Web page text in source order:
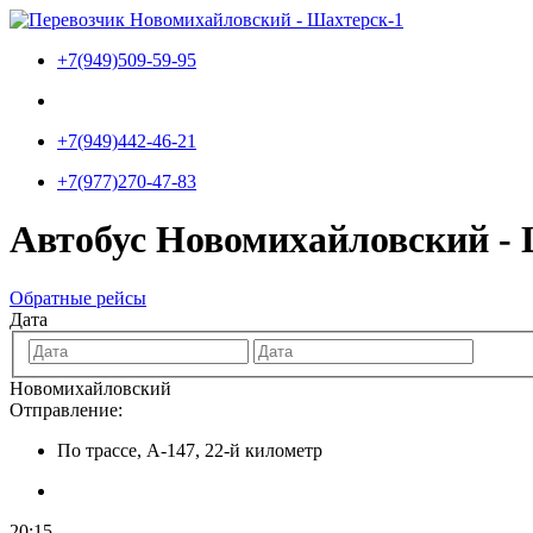
Перейти
содержимому
+7(949)509-59-95
+7(949)442-46-21
+7(977)270-47-83
Автобус Новомихайловский -
Обратные рейсы
Дата
Новомихайловский
Отправление:
По трассе, А-147, 22-й километр